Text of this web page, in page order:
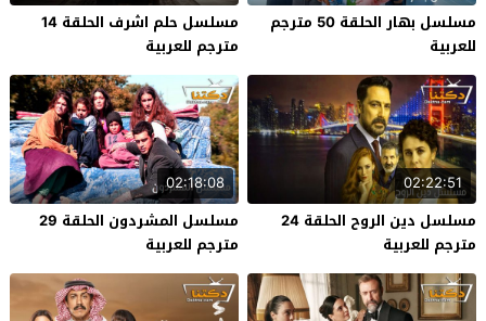
مسلسل بهار الحلقة 50 مترجم
للعربية
مسلسل حلم اشرف الحلقة 14
مترجم للعربية
02:22:51
مسلسل دين الروح الحلقة 24
مترجم للعربية
02:18:08
مسلسل المشردون الحلقة 29
مترجم للعربية